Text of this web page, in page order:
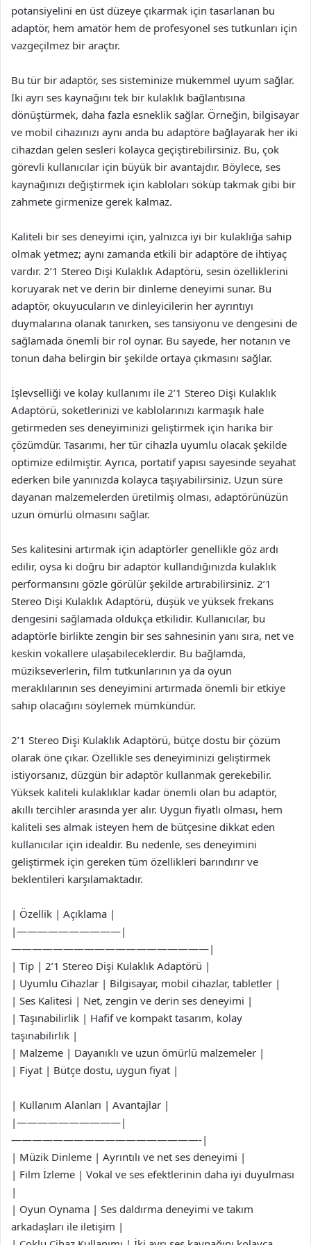
potansiyelini en üst düzeye çıkarmak için tasarlanan bu
adaptör, hem amatör hem de profesyonel ses tutkunları için
vazgeçilmez bir araçtır.
Bu tür bir adaptör, ses sisteminize mükemmel uyum sağlar.
İki ayrı ses kaynağını tek bir kulaklık bağlantısına
dönüştürmek, daha fazla esneklik sağlar. Örneğin, bilgisayar
ve mobil cihazınızı aynı anda bu adaptöre bağlayarak her iki
cihazdan gelen sesleri kolayca geçiştirebilirsiniz. Bu, çok
görevli kullanıcılar için büyük bir avantajdır. Böylece, ses
kaynağınızı değiştirmek için kabloları söküp takmak gibi bir
zahmete girmenize gerek kalmaz.
Kaliteli bir ses deneyimi için, yalnızca iyi bir kulaklığa sahip
olmak yetmez; aynı zamanda etkili bir adaptöre de ihtiyaç
vardır. 2’1 Stereo Dişi Kulaklık Adaptörü, sesin özelliklerini
koruyarak net ve derin bir dinleme deneyimi sunar. Bu
adaptör, okuyucuların ve dinleyicilerin her ayrıntıyı
duymalarına olanak tanırken, ses tansiyonu ve dengesini de
sağlamada önemli bir rol oynar. Bu sayede, her notanın ve
tonun daha belirgin bir şekilde ortaya çıkmasını sağlar.
İşlevselliği ve kolay kullanımı ile 2’1 Stereo Dişi Kulaklık
Adaptörü, soketlerinizi ve kablolarınızı karmaşık hale
getirmeden ses deneyiminizi geliştirmek için harika bir
çözümdür. Tasarımı, her tür cihazla uyumlu olacak şekilde
optimize edilmiştir. Ayrıca, portatif yapısı sayesinde seyahat
ederken bile yanınızda kolayca taşıyabilirsiniz. Uzun süre
dayanan malzemelerden üretilmiş olması, adaptörünüzün
uzun ömürlü olmasını sağlar.
Ses kalitesini artırmak için adaptörler genellikle göz ardı
edilir, oysa ki doğru bir adaptör kullandığınızda kulaklık
performansını gözle görülür şekilde artırabilirsiniz. 2’1
Stereo Dişi Kulaklık Adaptörü, düşük ve yüksek frekans
dengesini sağlamada oldukça etkilidir. Kullanıcılar, bu
adaptörle birlikte zengin bir ses sahnesinin yanı sıra, net ve
keskin vokallere ulaşabileceklerdir. Bu bağlamda,
müzikseverlerin, film tutkunlarının ya da oyun
meraklılarının ses deneyimini artırmada önemli bir etkiye
sahip olacağını söylemek mümkündür.
2’1 Stereo Dişi Kulaklık Adaptörü, bütçe dostu bir çözüm
olarak öne çıkar. Özellikle ses deneyiminizi geliştirmek
istiyorsanız, düzgün bir adaptör kullanmak gerekebilir.
Yüksek kaliteli kulaklıklar kadar önemli olan bu adaptör,
akıllı tercihler arasında yer alır. Uygun fiyatlı olması, hem
kaliteli ses almak isteyen hem de bütçesine dikkat eden
kullanıcılar için idealdir. Bu nedenle, ses deneyimini
geliştirmek için gereken tüm özellikleri barındırır ve
beklentileri karşılamaktadır.
| Özellik | Açıklama |
|——————————|
———————————————————|
| Tip | 2’1 Stereo Dişi Kulaklık Adaptörü |
| Uyumlu Cihazlar | Bilgisayar, mobil cihazlar, tabletler |
| Ses Kalitesi | Net, zengin ve derin ses deneyimi |
| Taşınabilirlik | Hafif ve kompakt tasarım, kolay
taşınabilirlik |
| Malzeme | Dayanıklı ve uzun ömürlü malzemeler |
| Fiyat | Bütçe dostu, uygun fiyat |
| Kullanım Alanları | Avantajlar |
|——————————|
——————————————————-|
| Müzik Dinleme | Ayrıntılı ve net ses deneyimi |
| Film İzleme | Vokal ve ses efektlerinin daha iyi duyulması
|
| Oyun Oynama | Ses daldırma deneyimi ve takım
arkadaşları ile iletişim |